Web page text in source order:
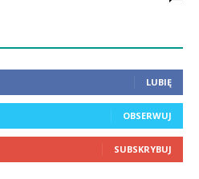
LUBIĘ
OBSERWUJ
SUBSKRYBUJ